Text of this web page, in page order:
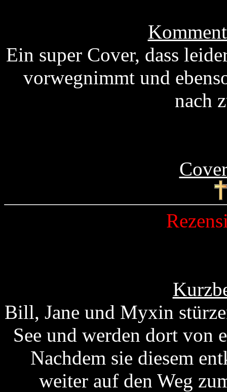
Ein super Cover, dass
vorwegnimmt und
nach
Bill, Jane und Myxin
See und werden dort von
Nachdem sie diesem
weiter auf den Weg